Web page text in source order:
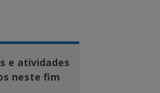
e atividades
neste fim